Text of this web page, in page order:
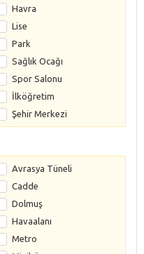
Havra
Lise
Park
Sağlık Ocağı
Spor Salonu
İlköğretim
Şehir Merkezi
Avrasya Tüneli
Cadde
Dolmuş
Havaalanı
Metro